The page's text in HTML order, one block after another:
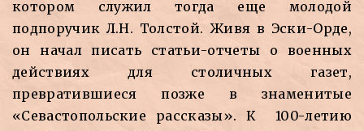
котором служил тогда еще молодой
подпоручик Л.Н. Толстой. Живя в Эски-Орде,
он начал писать статьи-отчеты о военных
действиях для столичных газет,
превратившиеся позже в знаменитые
«Севастопольские рассказы». К 100-летию